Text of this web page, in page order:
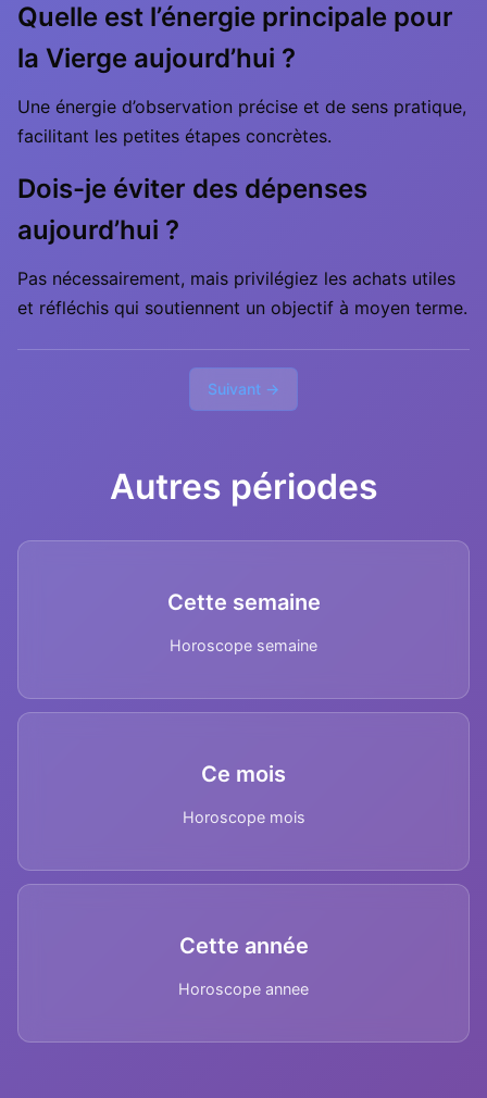
Quelle est l’énergie principale pour
la Vierge aujourd’hui ?
Une énergie d’observation précise et de sens pratique,
facilitant les petites étapes concrètes.
Dois-je éviter des dépenses
aujourd’hui ?
Pas nécessairement, mais privilégiez les achats utiles
et réfléchis qui soutiennent un objectif à moyen terme.
Suivant →
Autres périodes
Cette semaine
Horoscope semaine
Ce mois
Horoscope mois
Cette année
Horoscope annee